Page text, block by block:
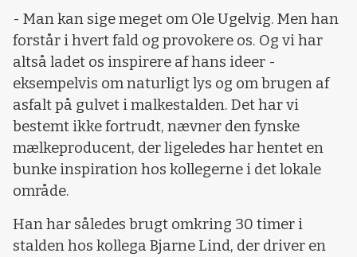
- Man kan sige meget om Ole Ugelvig. Men han
forstår i hvert fald og provokere os. Og vi har
altså ladet os inspirere af hans ideer -
eksempelvis om naturligt lys og om brugen af
asfalt på gulvet i malkestalden. Det har vi
bestemt ikke fortrudt, nævner den fynske
mælkeproducent, der ligeledes har hentet en
bunke inspiration hos kollegerne i det lokale
område.
Han har således brugt omkring 30 timer i
stalden hos kollega Bjarne Lind, der driver en